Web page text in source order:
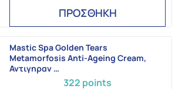
ΠΡΟΣΘΗΚΗ
322 points
Mastic Spa Golden Tears
Metamorfosis Anti-Ageing Cream,
Αντιγηραν …